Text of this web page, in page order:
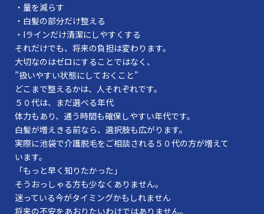
・量を減らす
・白髪の部分だけ整える
・Iラインだけ清潔にしやすくする
それだけでも、将来の負担は変わります。
大切なのはゼロにすることではなく、
”扱いやすい状態にしておくこと”
どこまで整えるかは、人それぞれです。
５０代は、まだ選べる年代
体力もあり、通う時間も確保しやすい年代です。
白髪が増えきる前なら、選択肢も広がります。
実際に池袋で介護脱毛をご相談される５０代の方が増えて
います。
「もっと早く知りたかった」
そうおっしゃる方も少なくありません。
迷っている今がタイミングかもしれません
将来の不安をあおりたいわけではありません。